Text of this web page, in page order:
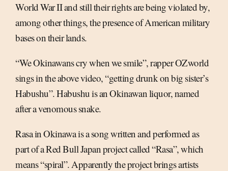
World War II and still their rights are being violated by,
among other things, the presence of American military
bases on their lands.
“We Okinawans cry when we smile”, rapper OZworld
sings in the above video, “getting drunk on big sister’s
Habushu”. Habushu is an Okinawan liquor, named
after a venomous snake.
Rasa in Okinawa is a song written and performed as
part of a Red Bull Japan project called “Rasa”, which
means “spiral”. Apparently the project brings artists